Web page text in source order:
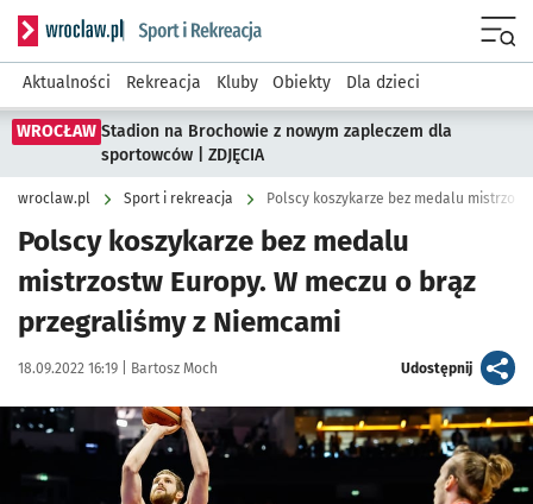
Serwis informacyjny wroclaw.pl podserwis: Sport i rekreacja
Aktualności Rekreacja Kluby Obiekty Dla dzieci
WROCŁAW Stadion na Brochowie z nowym zapleczem dla
sportowców | ZDJĘCIA
wroclaw.pl Sport i rekreacja
Polscy koszykarze bez medalu
mistrzostw Europy. W meczu o brąz
przegraliśmy z Niemcami
Data publikacji:
18.09.2022 16:19 | Autor:
Bartosz Moch Udostępnijartykuł
Kliknij, aby powiększyć